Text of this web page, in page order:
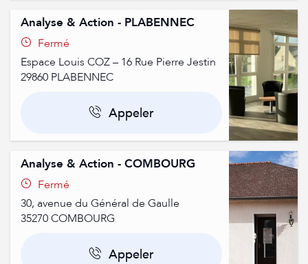
Analyse & Action - PLABENNEC
Fermé
Espace Louis COZ – 16 Rue Pierre Jestin
29860 PLABENNEC
Appeler
Analyse & Action - COMBOURG
Fermé
30, avenue du Général de Gaulle
35270COMBOURG
Appeler